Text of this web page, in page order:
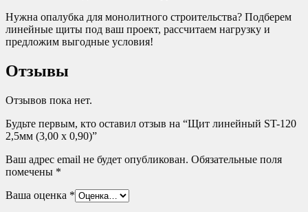
Нужна опалубка для монолитного строительства? Подберем
линейные щиты под ваш проект, рассчитаем нагрузку и
предложим выгодные условия!
Отзывы
Отзывов пока нет.
Будьте первым, кто оставил отзыв на “Щит линейный ST-120
2,5мм (3,00 х 0,90)”
Ваш адрес email не будет опубликован. Обязательные поля
помечены *
Ваша оценка *